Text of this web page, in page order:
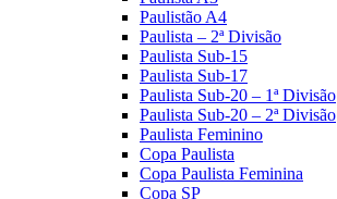
Paulistão A4
Paulista – 2ª Divisão
Paulista Sub-15
Paulista Sub-17
Paulista Sub-20 – 1ª Divisão
Paulista Sub-20 – 2ª Divisão
Paulista Feminino
Copa Paulista
Copa Paulista Feminina
Copa SP